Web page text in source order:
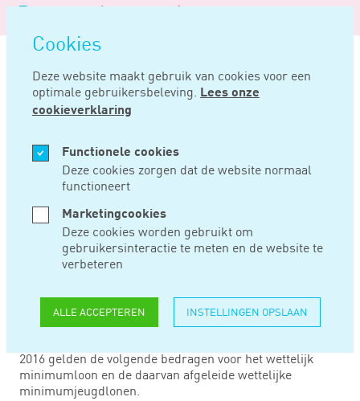
overslaan
Cookies
Deze website maakt gebruik van cookies voor een
optimale gebruikersbeleving. Lees onze
cookieverklaring
Functionele cookies
Deze cookies zorgen dat de website normaal
functioneert
Marketingcookies
Deze cookies worden gebruikt om
gebruikersinteractie te meten en de website te
verbeteren
ALLE ACCEPTEREN INSTELLINGEN OPSLAAN
Logo
Noord
Negentig
Home Nieuws Wettelijk minimumloon per 1 januari 2016
JAN 07, 2016
WETTELIJK
MINIMUMLOON PER
1 JANUARI 2016
Het wettelijk minimumloon wordt halfjaarlijks aangepast
2016 gelden de volgende bedragen voor het wettelijk
minimumloon en de daarvan afgeleide wettelijke
minimumjeugdlonen.